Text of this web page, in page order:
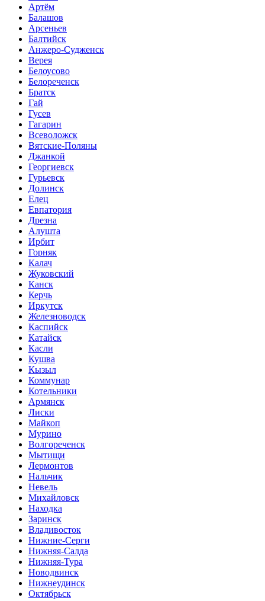
Артём
Балашов
Арсеньев
Балтийск
Анжеро-Судженск
Верея
Белоусово
Белореченск
Братск
Гай
Гусев
Гагарин
Всеволожск
Вятские-Поляны
Джанкой
Георгиевск
Гурьевск
Долинск
Елец
Евпатория
Дрезна
Алушта
Ирбит
Горняк
Калач
Жуковский
Канск
Керчь
Иркутск
Железноводск
Каспийск
Катайск
Касли
Кушва
Кызыл
Коммунар
Котельники
Армянск
Лиски
Майкоп
Мурино
Волгореченск
Мытищи
Лермонтов
Нальчик
Невель
Михайловск
Находка
Заринск
Владивосток
Нижние-Серги
Нижняя-Салда
Нижняя-Тура
Новодвинск
Нижнеудинск
Октябрьск